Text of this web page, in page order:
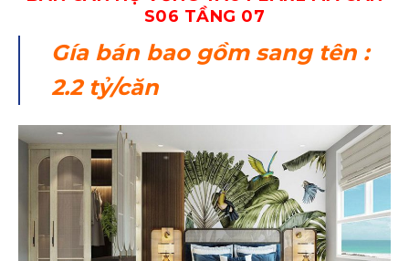
S06 TẦNG 07
Gía bán bao gồm sang tên :
2.2 tỷ/căn